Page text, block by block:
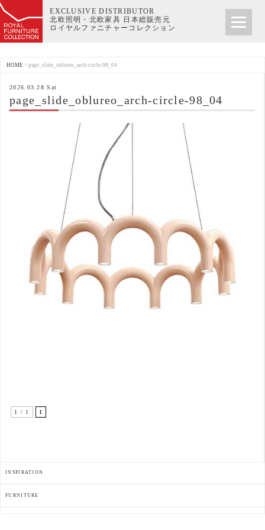
EXCLUSIVE DISTRIBUTOR
北欧照明・北欧家具 日本総販売元
ロイヤルファニチャーコレクション
HOME > page_slide_oblureo_arch-circle-98_04
2026.03.28 Sat
page_slide_oblureo_arch-circle-98_04
1 / 1 1
INSPIRATION
FURNITURE